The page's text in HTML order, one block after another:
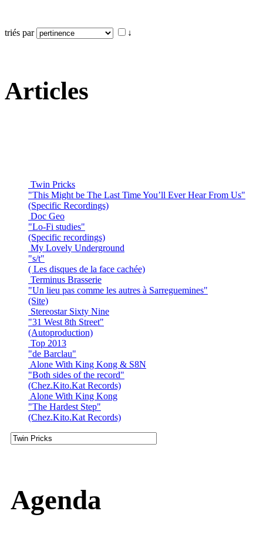
triés par ↓
Articles
Twin Pricks
"This Might be The Last Time You’ll Ever Hear From Us"
(Specific Recordings)
Doc Geo
"Lo-Fi studies"
(Specific recordings)
My Lovely Underground
"s/t"
( Les disques de la face cachée)
Terminus Brasserie
"Un lieu pas comme les autres à Sarreguemines"
(Site)
Stereostar Sixty Nine
"31 West 8th Street"
(Autoproduction)
Top 2013
"de Barclau"
Alone With King Kong & S8N
"Both sides of the record"
(Chez.Kito.Kat Records)
Alone With King Kong
"The Hardest Step"
(Chez.Kito.Kat Records)
Agenda